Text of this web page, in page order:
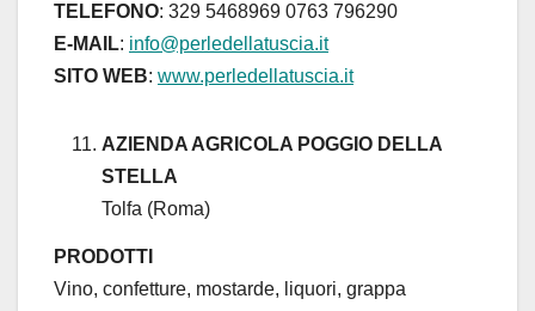
TELEFONO: 329 5468969 0763 796290
E-MAIL: info@perledellatuscia.it
SITO WEB: www.perledellatuscia.it
AZIENDA AGRICOLA POGGIO DELLA
STELLA
Tolfa (Roma)
PRODOTTI
Vino, confetture, mostarde, liquori, grappa